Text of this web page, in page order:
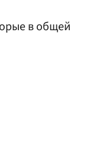
в общей